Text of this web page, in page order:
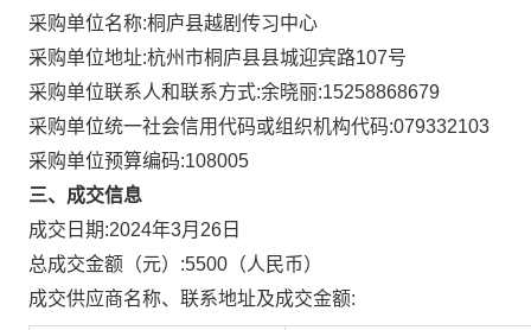
采购单位名称:桐庐县越剧传习中心
采购单位地址:杭州市桐庐县县城迎宾路107号
采购单位联系人和联系方式:余晓丽:15258868679
采购单位统一社会信用代码或组织机构代码:079332103
采购单位预算编码:108005
三、成交信息
成交日期:2024年3月26日
总成交金额（元）:5500 （人民币）
成交供应商名称、联系地址及成交金额: